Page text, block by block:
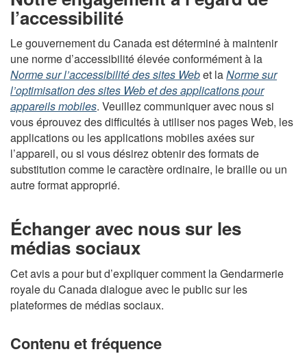
l’accessibilité
Le gouvernement du Canada est déterminé à maintenir
une norme d’accessibilité élevée conformément à la
Norme sur l’accessibilité des sites Webet laNorme sur
l’optimisation des sites Web et des applications pour
appareils mobiles. Veuillez communiquer avec nous si
vous éprouvez des difficultés à utiliser nos pages Web, les
applications ou les applications mobiles axées sur
l’appareil, ou si vous désirez obtenir des formats de
substitution comme le caractère ordinaire, le braille ou un
autre format approprié.
Échanger avec nous sur les
médias sociaux
Cet avis a pour but d’expliquer comment la Gendarmerie
royale du Canada dialogue avec le public sur les
plateformes de médias sociaux.
Contenu et fréquence